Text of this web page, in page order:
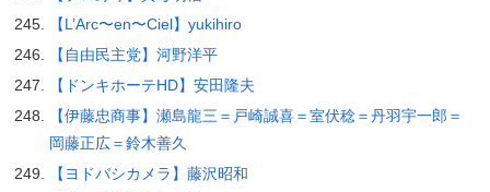
【L’Arc〜en〜Ciel】yukihiro
【自由民主党】河野洋平
【ドンキホーテHD】安田隆夫
【伊藤忠商事】瀬島龍三＝戸崎誠喜＝室伏稔＝丹羽宇一郎＝
岡藤正広＝鈴木善久
【ヨドバシカメラ】藤沢昭和